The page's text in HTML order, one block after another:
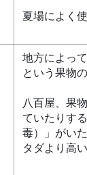
夏場によく
地方によっ
という果物の
八百屋、果
ていたりす
毒）」がい
タダより高